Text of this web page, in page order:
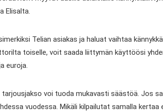
Elisalta.
Telian asiakas ja haluat vaihtaa
toiselle, voit saada liittymän käyttöösi
euroja.
voi tuoda mukavasti säästöä. Jos
vuodessa. Mikäli kilpailutat samalla